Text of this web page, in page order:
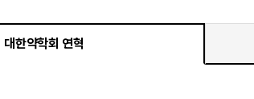
대한약학회 연혁